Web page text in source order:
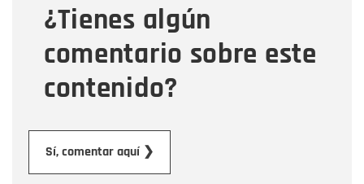
¿Tienes algún
comentario sobre este
contenido?
Sí, comentar aquí ❯
Mensaje